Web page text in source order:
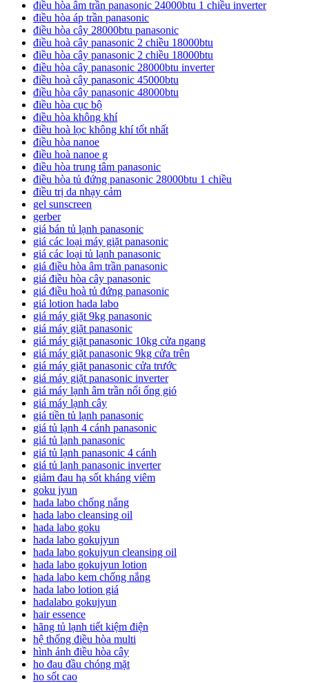
điều hòa âm trần panasonic 24000btu 1 chiều inverter
điều hòa áp trần panasonic
điều hòa cây 28000btu panasonic
điều hoà cây panasonic 2 chiều 18000btu
điều hòa cây panasonic 2 chiều 18000btu
điều hòa cây panasonic 28000btu inverter
điều hoà cây panasonic 45000btu
điều hòa cây panasonic 48000btu
điều hòa cục bộ
điều hòa không khí
điều hoà lọc không khí tốt nhất
điều hòa nanoe
điều hoà nanoe g
điều hòa trung tâm panasonic
điều hòa tủ đứng panasonic 28000btu 1 chiều
điều trị da nhạy cảm
gel sunscreen
gerber
giá bán tủ lạnh panasonic
giá các loại máy giặt panasonic
giá các loại tủ lạnh panasonic
giá điều hòa âm trần panasonic
giá điều hòa cây panasonic
giá điều hoà tủ đứng panasonic
giá lotion hada labo
giá máy giặt 9kg panasonic
giá máy giặt panasonic
giá máy giặt panasonic 10kg cửa ngang
giá máy giặt panasonic 9kg cửa trên
giá máy giặt panasonic cửa trước
giá máy giặt panasonic inverter
giá máy lạnh âm trần nối ống gió
giá máy lạnh cây
giá tiền tủ lạnh panasonic
giá tủ lạnh 4 cánh panasonic
giá tủ lạnh panasonic
giá tủ lạnh panasonic 4 cánh
giá tủ lạnh panasonic inverter
giảm đau hạ sốt kháng viêm
goku jyun
hada labo chống nắng
hada labo cleansing oil
hada labo goku
hada labo gokujyun
hada labo gokujyun cleansing oil
hada labo gokujyun lotion
hada labo kem chống nắng
hada labo lotion giá
hadalabo gokujyun
hair essence
hãng tủ lạnh tiết kiệm điện
hệ thống điều hòa multi
hình ảnh điều hòa cây
ho đau đầu chóng mặt
ho sốt cao